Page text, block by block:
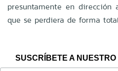
presuntamente en
que se perdiera de forma
SUSCRÍBETE A